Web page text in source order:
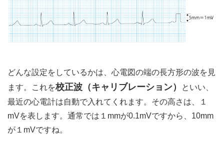
どんな設定をしているかは、心電図の端の長方形の波を見
ます。これを校正波（キャリブレーション）
といい、
最近の心電計は自動で入れてくれます。その高さは、１
mVを表します。通常では１mmが0.1mVですから、10mm
が１mVですね。